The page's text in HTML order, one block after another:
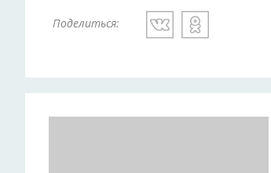
Поделиться: